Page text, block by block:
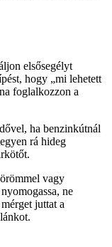
elsősegélyt
hogy „mi lehetett
foglalkozzon a
ha benzinkútnál
rá hideg
vagy
ne
juttat a